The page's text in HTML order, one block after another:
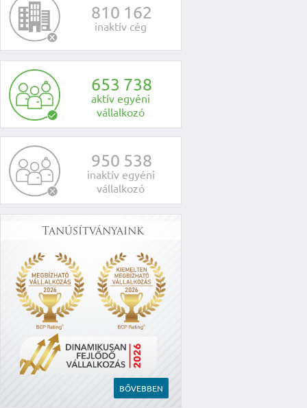
810 162
inaktív cég
653 738
aktív egyéni
vállalkozó
950 538
inaktív egyéni
vállalkozó
Tanúsítványaink
BŐVEBBEN